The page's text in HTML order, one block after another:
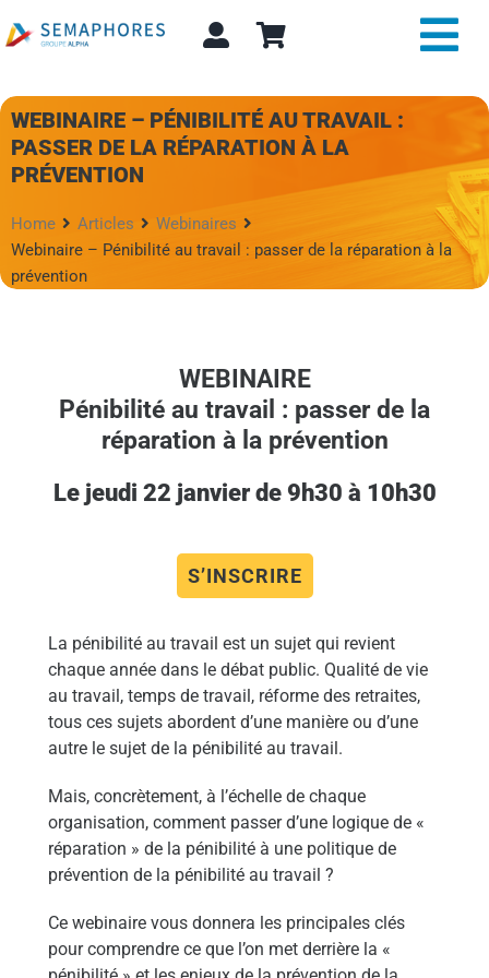
au
Expertise et conseil
Actualité
Rechercher:
WEBINAIRE – PÉNIBILITÉ AU TRAVAIL :
PASSER DE LA RÉPARATION À LA
PRÉVENTION
Home Articles
Webinaires
Webinaire – Pénibilité au travail : passer de la réparation à la
prévention
WEBINAIRE
Pénibilité au travail : passer de la
réparation à la prévention
Le jeudi 22 janvier de 9h30 à 10h30
S’INSCRIRE
La pénibilité au travail est un sujet qui revient
chaque année dans le débat public. Qualité de vie
au travail, temps de travail, réforme des retraites,
tous ces sujets abordent d’une manière ou d’une
autre le sujet de la pénibilité au travail.
Mais, concrètement, à l’échelle de chaque
organisation, comment passer d’une logique de «
réparation » de la pénibilité à une politique de
prévention de la pénibilité au travail ?
Ce webinaire vous donnera les principales clés
pour comprendre ce que l’on met derrière la «